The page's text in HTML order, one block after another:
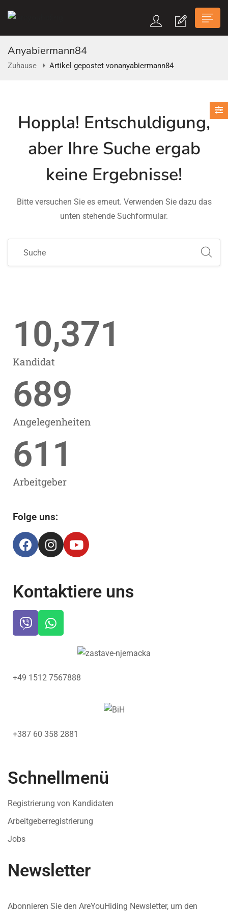
Anyabiermann84
Zuhause Artikel gepostet vonanyabiermann84
Hoppla! Entschuldigung,
aber Ihre Suche ergab
keine Ergebnisse!
Bitte versuchen Sie es erneut. Verwenden Sie dazu das
unten stehende Suchformular.
10,371
Kandidat
689
Angelegenheiten
611
Arbeitgeber
Folge uns:
Kontaktiere uns
+49 1512 7567888
+387 60 358 2881
Schnellmenü
Registrierung von Kandidaten
Arbeitgeberregistrierung
Jobs
Newsletter
Abonnieren Sie den AreYouHiding Newsletter, um den